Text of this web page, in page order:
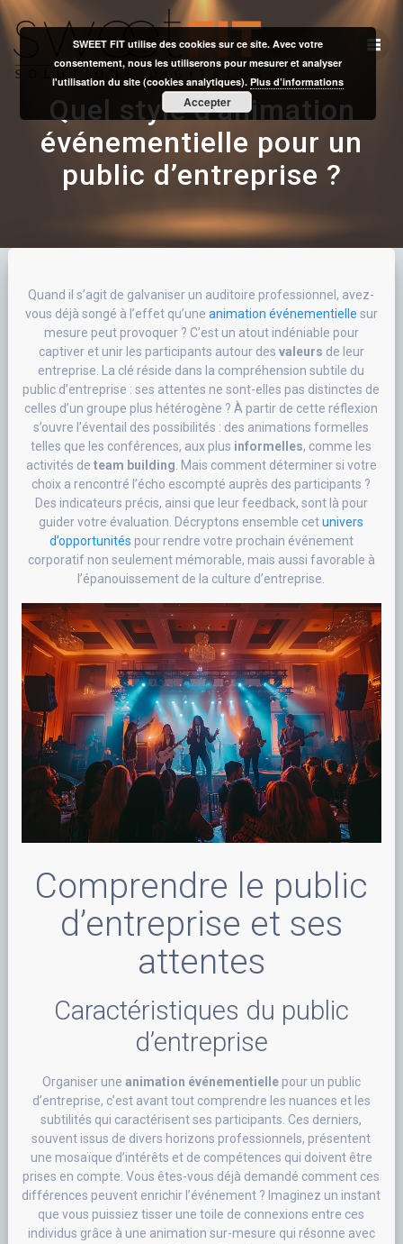
to
content
Quel style d’animation
événementielle pour un
public d’entreprise ?
Quand il s’agit de galvaniser un auditoire professionnel, avez-
vous déjà songé à l’effet qu’une animation événementielle sur
mesure peut provoquer ? C’est un atout indéniable pour
captiver et unir les participants autour des valeurs de leur
entreprise. La clé réside dans la compréhension subtile du
public d’entreprise : ses attentes ne sont-elles pas distinctes de
celles d’un groupe plus hétérogène ? À partir de cette réflexion
s’ouvre l’éventail des possibilités : des animations formelles
telles que les conférences, aux plus informelles, comme les
activités de team building . Mais comment déterminer si votre
choix a rencontré l’écho escompté auprès des participants ?
Des indicateurs précis, ainsi que leur feedback, sont là pour
guider votre évaluation. Décryptons ensemble cetunivers
d’opportunités pour rendre votre prochain événement
corporatif non seulement mémorable, mais aussi favorable à
l’épanouissement de la culture d’entreprise.
Comprendre le public
d’entreprise et ses
attentes
Caractéristiques du public
d’entreprise
Organiser une animation événementiellepour un public
d’entreprise, c’est avant tout comprendre les nuances et les
subtilités qui caractérisent ses participants. Ces derniers,
souvent issus de divers horizons professionnels, présentent
une mosaïque d’intérêts et de compétences qui doivent être
prises en compte. Vous êtes-vous déjà demandé comment ces
différences peuvent enrichir l’événement ? Imaginez un instant
que vous puissiez tisser une toile de connexions entre ces
individus grâce à une animation sur-mesure qui résonne avec
SWEET FIT utilise des cookies sur ce site. Avec votre
consentement, nous les utiliserons pour mesurer et analyser
l'utilisation du site (cookies analytiques).Plus d’informations
Accepter